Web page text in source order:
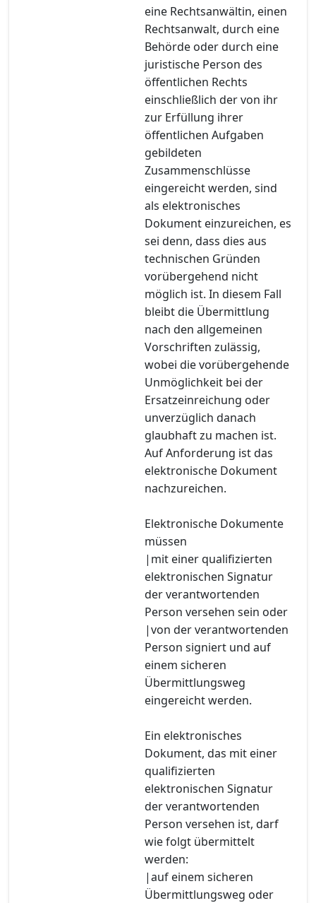
eine Rechtsanwältin, einen
Rechtsanwalt, durch eine
Behörde oder durch eine
juristische Person des
öffentlichen Rechts
einschließlich der von ihr
zur Erfüllung ihrer
öffentlichen Aufgaben
gebildeten
Zusammenschlüsse
eingereicht werden, sind
als elektronisches
Dokument einzureichen, es
sei denn, dass dies aus
technischen Gründen
vorübergehend nicht
möglich ist. In diesem Fall
bleibt die Übermittlung
nach den allgemeinen
Vorschriften zulässig,
wobei die vorübergehende
Unmöglichkeit bei der
Ersatzeinreichung oder
unverzüglich danach
glaubhaft zu machen ist.
Auf Anforderung ist das
elektronische Dokument
nachzureichen.
Elektronische Dokumente
müssen
|mit einer qualifizierten
elektronischen Signatur
der verantwortenden
Person versehen sein oder
|von der verantwortenden
Person signiert und auf
einem sicheren
Übermittlungsweg
eingereicht werden.
Ein elektronisches
Dokument, das mit einer
qualifizierten
elektronischen Signatur
der verantwortenden
Person versehen ist, darf
wie folgt übermittelt
werden:
|auf einem sicheren
Übermittlungsweg oder